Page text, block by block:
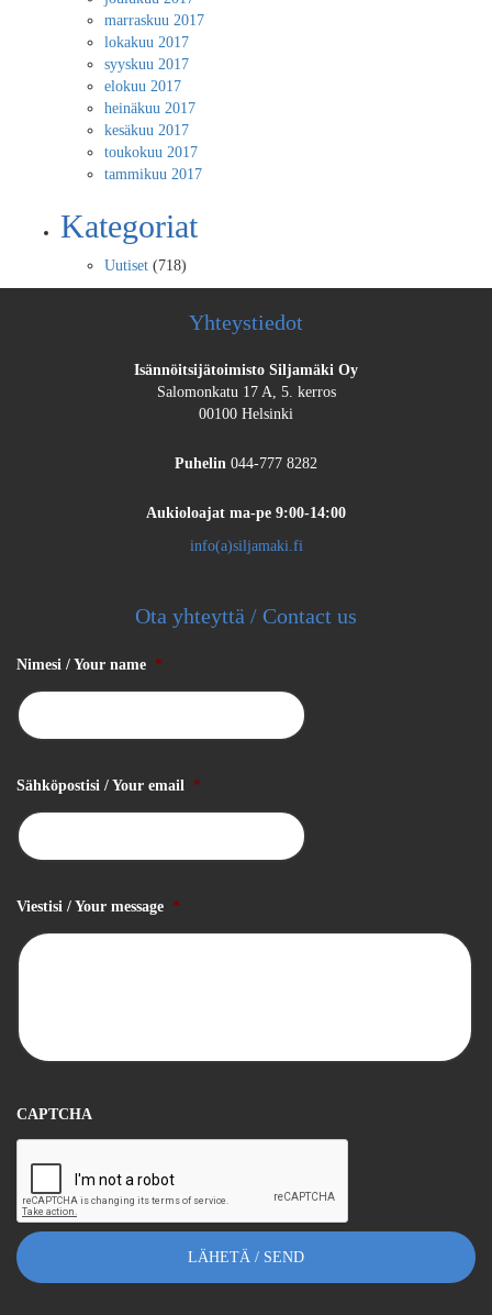
marraskuu 2017
lokakuu 2017
syyskuu 2017
elokuu 2017
heinäkuu 2017
kesäkuu 2017
toukokuu 2017
tammikuu 2017
Kategoriat
Uutiset (718)
Yhteystiedot
Isännöitsijätoimisto Siljamäki Oy
Salomonkatu 17 A, 5. kerros
00100 Helsinki
Puhelin 044-777 8282
Aukioloajat ma-pe 9:00-14:00
info(a)siljamaki.fi
Ota yhteyttä / Contact us
Nimesi / Your name *
Sähköpostisi / Your email *
Viestisi / Your message *
CAPTCHA